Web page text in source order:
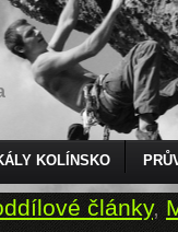
KOLÍNSKO
články,